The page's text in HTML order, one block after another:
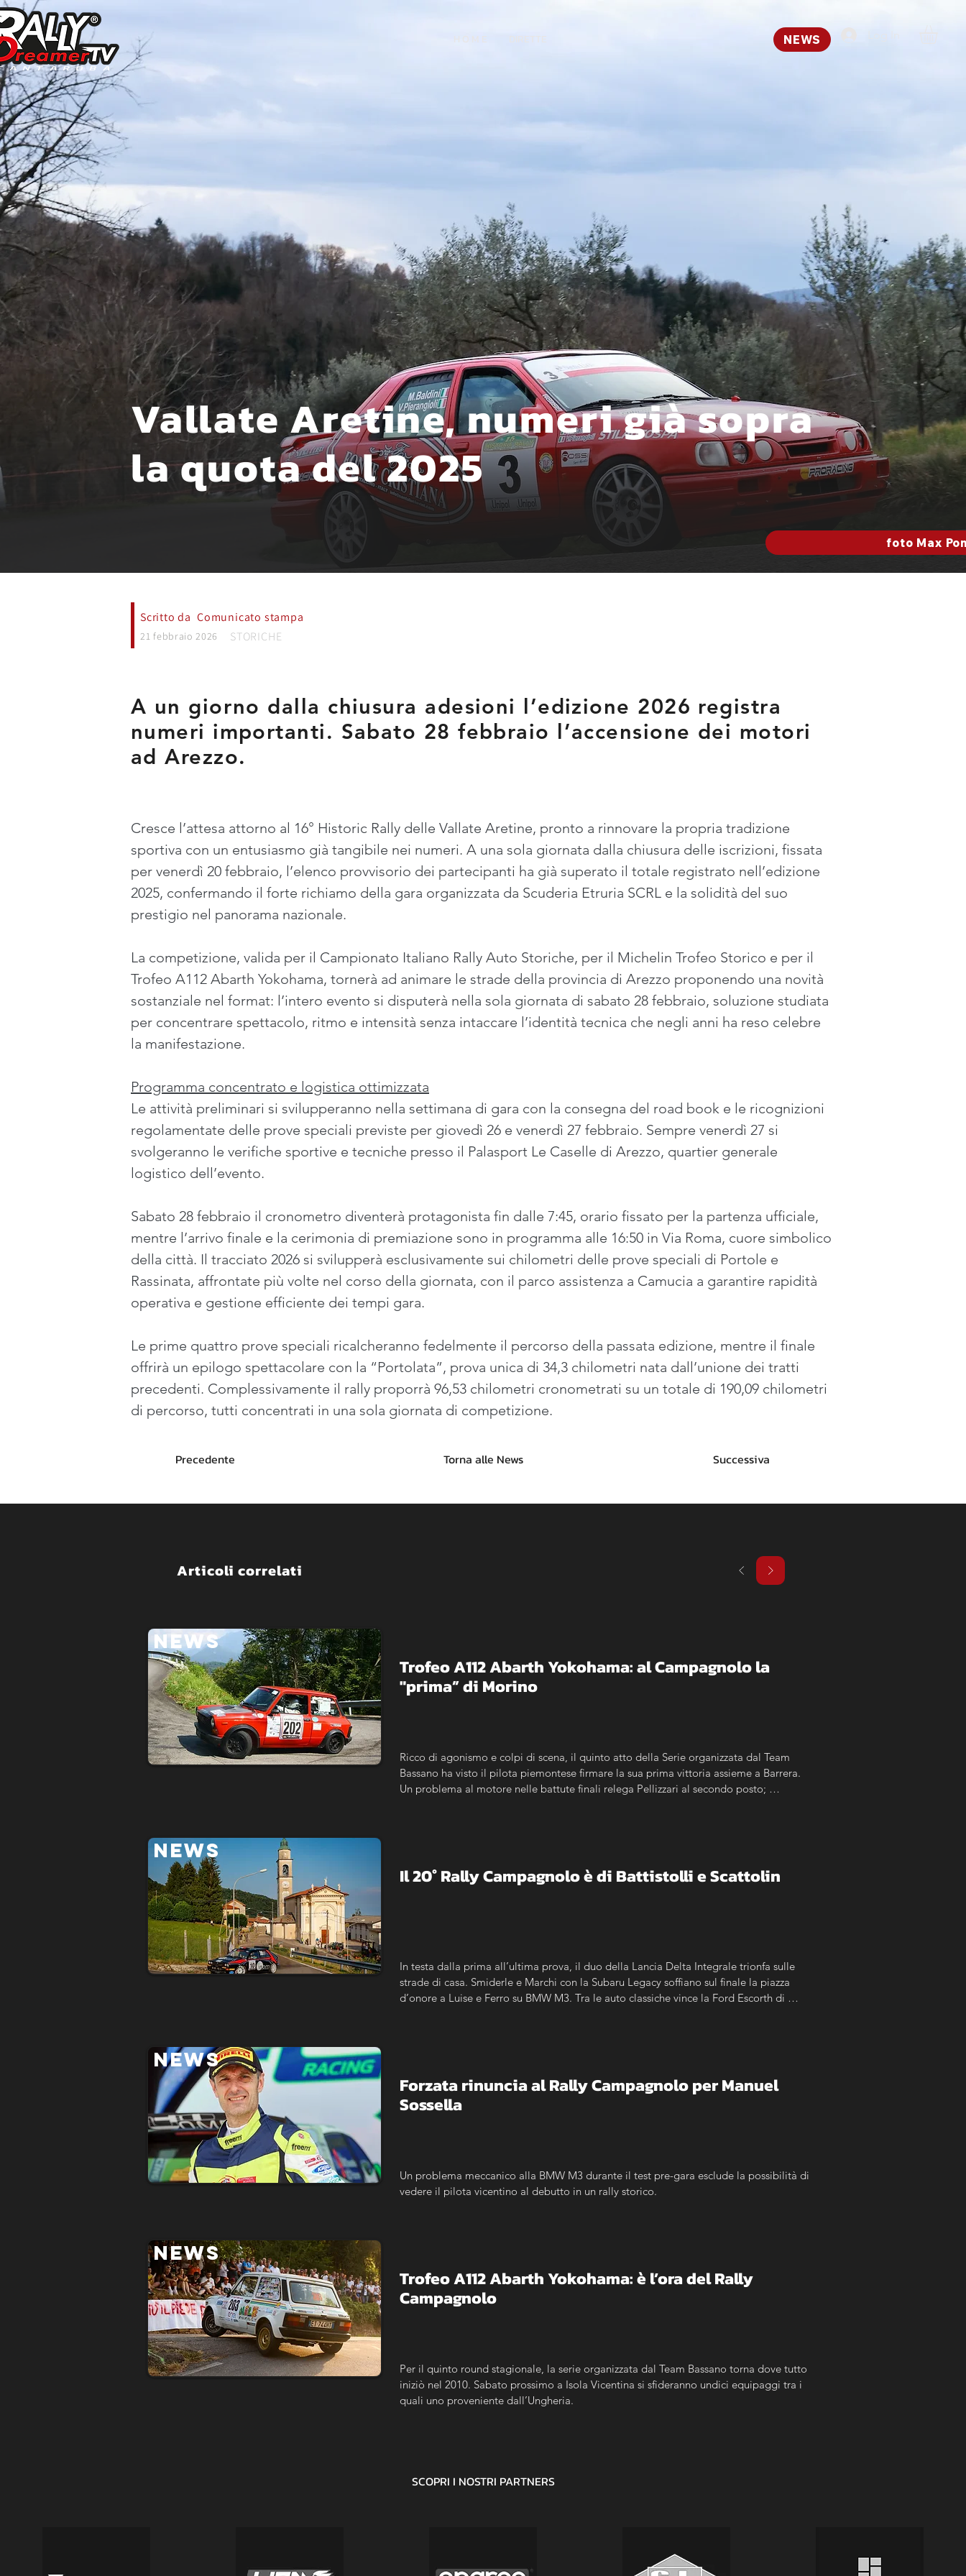
DIRETTE NEWS
Scritto da Comunicato stampa
21 febbraio 2026 STORICHE
A un giorno dalla chiusura adesioni l’edizione 2026 registra
numeri importanti. Sabato 28 febbraio l’accensione dei motori
ad Arezzo.
Cresce l’attesa attorno al 16° Historic Rally delle Vallate Aretine, pronto a rinnovare la propria tradizione
sportiva con un entusiasmo già tangibile nei numeri. A una sola giornata dalla chiusura delle iscrizioni, fissata
per venerdì 20 febbraio, l’elenco provvisorio dei partecipanti ha già superato il totale registrato nell’edizione
2025, confermando il forte richiamo della gara organizzata da Scuderia Etruria SCRL e la solidità del suo
prestigio nel panorama nazionale.
La competizione, valida per il Campionato Italiano Rally Auto Storiche, per il Michelin Trofeo Storico e per il
Trofeo A112 Abarth Yokohama, tornerà ad animare le strade della provincia di Arezzo proponendo una novità
sostanziale nel format: l’intero evento si disputerà nella sola giornata di sabato 28 febbraio, soluzione studiata
per concentrare spettacolo, ritmo e intensità senza intaccare l’identità tecnica che negli anni ha reso celebre
la manifestazione.
Programma concentrato e logistica ottimizzata
Le attività preliminari si svilupperanno nella settimana di gara con la consegna del road book e le ricognizioni
regolamentate delle prove speciali previste per giovedì 26 e venerdì 27 febbraio. Sempre venerdì 27 si
svolgeranno le verifiche sportive e tecniche presso il Palasport Le Caselle di Arezzo, quartier generale
logistico dell’evento.
Sabato 28 febbraio il cronometro diventerà protagonista fin dalle 7:45, orario fissato per la partenza ufficiale,
mentre l’arrivo finale e la cerimonia di premiazione sono in programma alle 16:50 in Via Roma, cuore simbolico
della città. Il tracciato 2026 si svilupperà esclusivamente sui chilometri delle prove speciali di Portole e
Rassinata, affrontate più volte nel corso della giornata, con il parco assistenza a Camucia a garantire rapidità
operativa e gestione efficiente dei tempi gara.
Le prime quattro prove speciali ricalcheranno fedelmente il percorso della passata edizione, mentre il finale
offrirà un epilogo spettacolare con la “Portolata”, prova unica di 34,3 chilometri nata dall’unione dei tratti
precedenti. Complessivamente il rally proporrà 96,53 chilometri cronometrati su un totale di 190,09 chilometri
di percorso, tutti concentrati in una sola giornata di competizione.
Vallate Aretine, numeri già sopra
la quota del 2025
foto Max
Precedente Torna alle News Successiva
Articoli correlati
NEWS
Trofeo A112 Abarth Yokohama: al Campagnolo la
"prima” di Morino
Ricco di agonismo e colpi di scena, il quinto atto della Serie organizzata dal Team
Bassano ha visto il pilota piemontese firmare la sua prima vittoria assieme a Barrera.
Un problema al motore nelle battute finali relega Pellizzari al secondo posto;
NEWS
Il 20° Rally Campagnolo è di Battistolli e Scattolin
In testa dalla prima all’ultima prova, il duo della Lancia Delta Integrale trionfa sulle
strade di casa. Smiderle e Marchi con la Subaru Legacy soffiano sul finale la piazza
d’onore a Luise e Ferro su BMW M3. Tra le auto classiche vince la Ford Escorth di
NEWS
Forzata rinuncia al Rally Campagnolo per Manuel
Sossella
Un problema meccanico alla BMW M3 durante il test pre-gara esclude la possibilità di
vedere il pilota vicentino al debutto in un rally storico.
NEWS
Trofeo A112 Abarth Yokohama: è l’ora del Rally
Campagnolo
Per il quinto round stagionale, la serie organizzata dal Team Bassano torna dove tutto
iniziò nel 2010. Sabato prossimo a Isola Vicentina si sfideranno undici equipaggi tra i
quali uno proveniente dall’Ungheria.
SCOPRI I NOSTRI PARTNERS